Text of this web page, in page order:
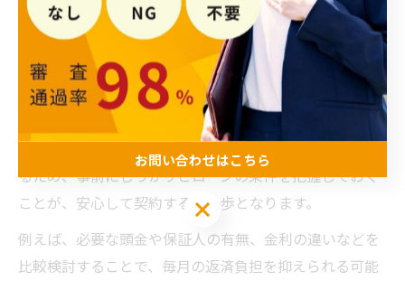
自社ローン条件確認で実現する無理のない返済計画
自社ローンを利用する際、最も重要なのは「無理のない
返済計画」を立てることです。条件確認を徹底すること
で、自分の収入や生活状況に合った返済額を設定しやす
くなります。販売店によって審査基準や必要書類が異な
るため、事前にしっかりとローンの条件を把握しておく
ことが、安心して契約する第一歩となります。
例えば、必要な頭金や保証人の有無、金利の違いなどを
比較検討することで、毎月の返済負担を抑えられる可能
お問い合わせはこちら
お問い合わせはこちら